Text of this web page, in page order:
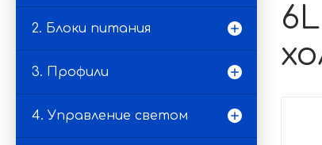
2. Блоки питания
3. Профили
4. Управление светом